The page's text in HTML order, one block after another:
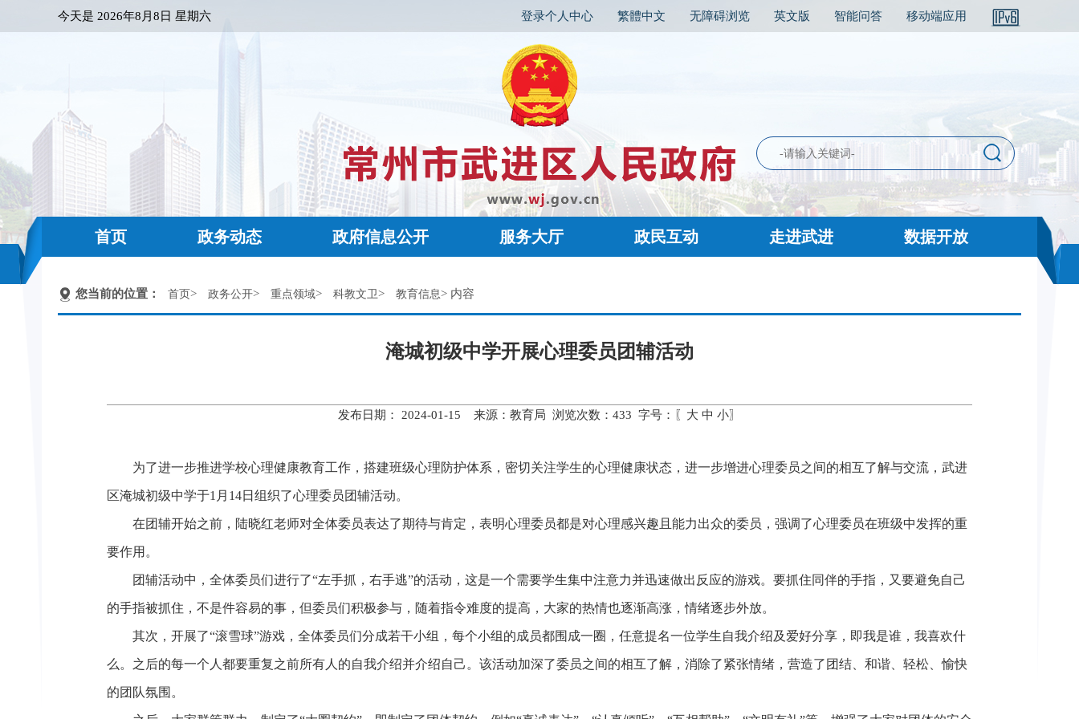
今天是 2026年8月8日 星期六 登录个人中心 繁體中文 无障碍浏览 英文版 智能问答 移动端应用
首页 政务动态 政府信息公开 服务大厅 政民互动 走进武进 数据开放
您当前的位置： 首页> 政务公开> 重点领域> 科教文卫> 教育信息> 内容
淹城初级中学开展心理委员团辅活动
发布日期： 2024-01-15 来源：教育局 浏览次数： 433 字号：〖 大 中 小〗
为了进一步推进学校心理健康教育工作，搭建班级心理防护体系，密切关注学生的心理健康状态，进一步增进心理委员之间的相互了解与交流，武进
区淹城初级中学于1月14日组织了心理委员团辅活动。
在团辅开始之前，陆晓红老师对全体委员表达了期待与肯定，表明心理委员都是对心理感兴趣且能力出众的委员，强调了心理委员在班级中发挥的重
要作用。
团辅活动中，全体委员们进行了“左手抓，右手逃”的活动，这是一个需要学生集中注意力并迅速做出反应的游戏。要抓住同伴的手指，又要避免自己
的手指被抓住，不是件容易的事，但委员们积极参与，随着指令难度的提高，大家的热情也逐渐高涨，情绪逐步外放。
其次，开展了“滚雪球”游戏，全体委员们分成若干小组，每个小组的成员都围成一圈，任意提名一位学生自我介绍及爱好分享，即我是谁，我喜欢什
么。之后的每一个人都要重复之前所有人的自我介绍并介绍自己。该活动加深了委员之间的相互了解，消除了紧张情绪，营造了团结、和谐、轻松、愉快
的团队氛围。